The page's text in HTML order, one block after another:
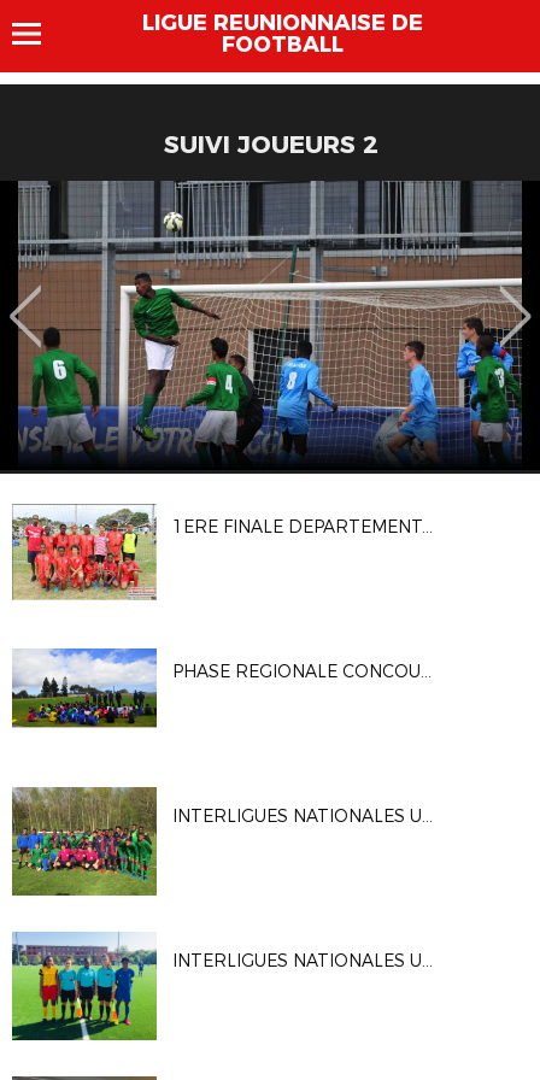
LIGUE REUNIONNAISE DE
FOOTBALL
SUIVI JOUEURS 2
1ERE FINALE DEPARTEMENTALE FESTIVAL U13 PITCH
PHASE REGIONALE CONCOURS D'ENTREE PEFR 2018
INTERLIGUES NATIONALES U15G
INTERLIGUES NATIONALES U15F